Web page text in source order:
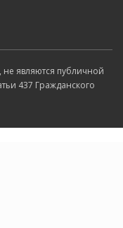
являются публичной
437 Гражданского